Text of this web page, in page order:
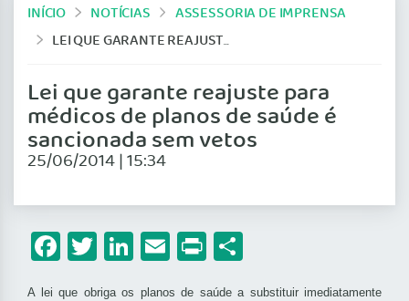
INÍCIO NOTÍCIAS
ASSESSORIA DE IMPRENSA
LEI QUE GARANTE REAJUSTE PARA MÉDICOS DE PLANOS DE SAÚDE É SANCIONADA SEM VETOS
Lei que garante reajuste para
médicos de planos de saúde é
sancionada sem vetos
25/06/2014 | 15:34
Facebook
Twitter
LinkedIn
Email
Print
A lei que obriga os planos de saúde a substituir imediatamente